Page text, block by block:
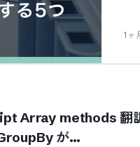
1ヶ
Array methods 翻
が